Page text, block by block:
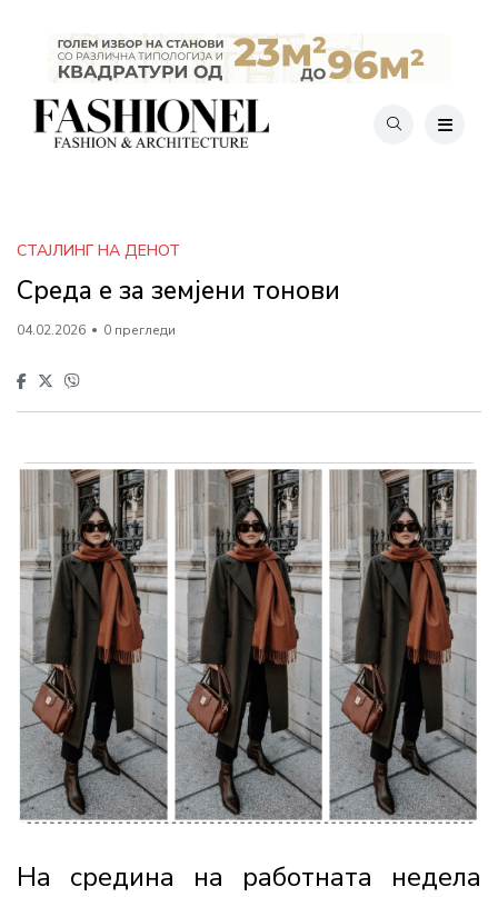
СТАЈЛИНГ НА ДЕНОТ
Среда е за земјени тонови
04.02.2026 0 прегледи
На средина на работната недела